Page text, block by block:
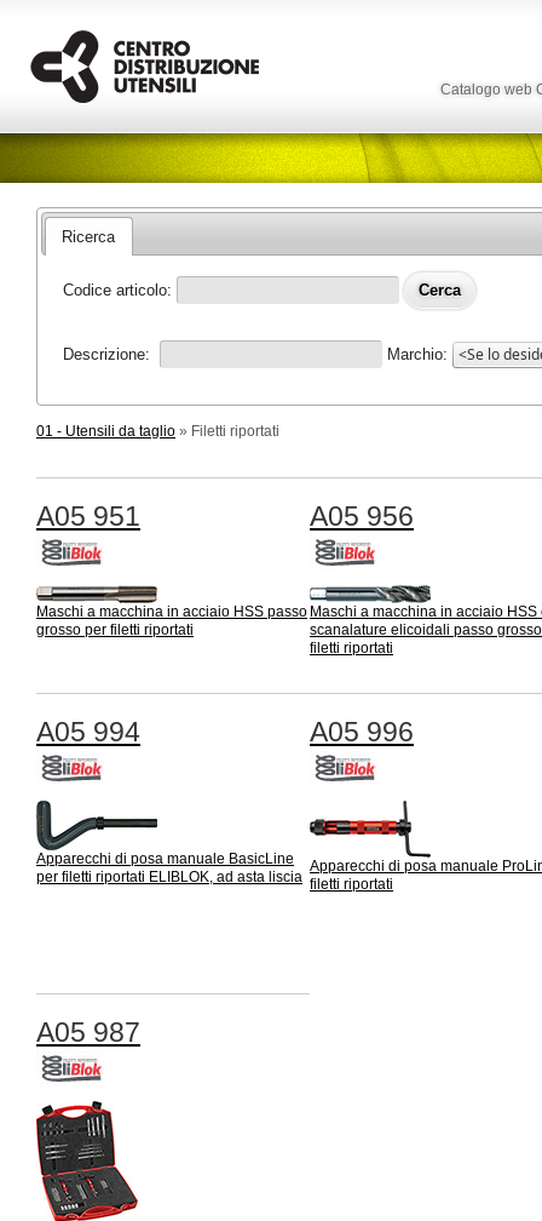
Catalogo web
Ricerca
Codice articolo:
Descrizione: Marchio:
01 - Utensili da taglio » Filetti riportati
A05 951
Maschi a macchina in acciaio HSS passo
grosso per filetti riportati
A05 956
Maschi a macchina in acciaio HSS
scanalature elicoidali passo
filetti riportati
A05 994
Apparecchi di posa manuale BasicLine
per filetti riportati ELIBLOK, ad asta liscia
A05 996
Apparecchi di posa manuale
filetti riportati
A05 987